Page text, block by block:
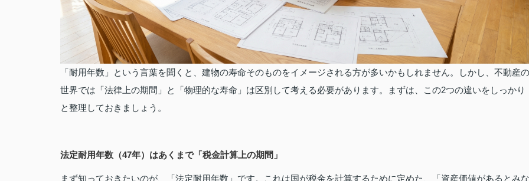
「耐用年数」という言葉を聞くと、建物の寿命そのものをイメージされる方が多いかもしれません。しかし、不動産の
世界では「法律上の期間」と「物理的な寿命」は区別して考える必要があります。まずは、この2つの違いをしっかり
と整理しておきましょう。
法定耐用年数（47年）はあくまで「税金計算上の期間」
まず知っておきたいのが、「法定耐用年数」です。これは国が税金を計算するために定めた、「資産価値があるとみな